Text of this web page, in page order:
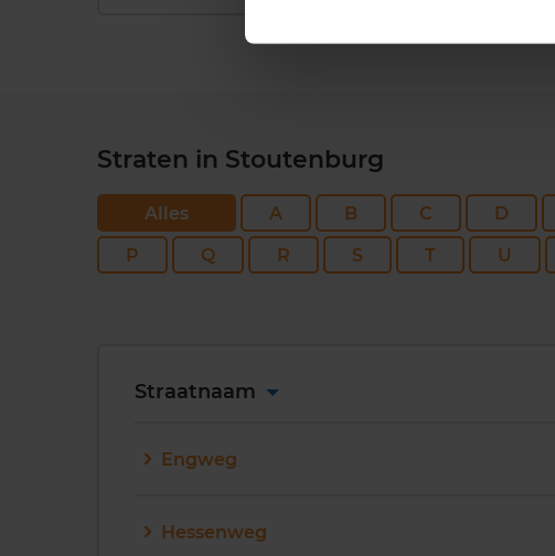
Straten in Stoutenburg
Alles A B C D
P
Q R S T U
Straatnaam
Engweg
Hessenweg